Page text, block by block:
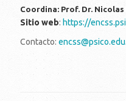
Coordina: Prof. Dr.
Sitio web: https://
Contacto: